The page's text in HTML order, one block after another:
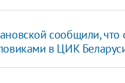
сообщили, что
в ЦИК